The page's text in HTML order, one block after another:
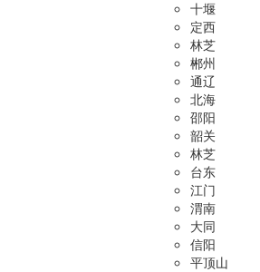
十堰
定西
林芝
郴州
通辽
北海
邵阳
韶关
林芝
台东
江门
渭南
大同
信阳
平顶山